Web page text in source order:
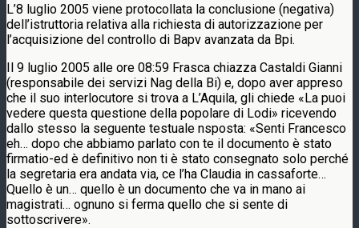
L’8 luglio 2005 viene protocollata la conclusione (negativa)
dell’istruttoria relativa alla richiesta di autorizzazione per
l’acquisizione del controllo di Bapv avanzata da Bpi.
Il 9 luglio 2005 alle ore 08:59 Frasca chiazza Castaldi Gianni
(responsabile dei servizi Nag della Bi) e, dopo aver appreso
che il suo interlocutore si trova a L’Aquila, gli chiede «La puoi
vedere questa questione della popolare di Lodi» ricevendo
dallo stesso la seguente testuale nsposta: «Senti Francesco
eh… dopo che abbiamo parlato con te il documento è stato
firmatio-ed è definitivo non ti è stato consegnato solo perché
la segretaria era andata via, ce l’ha Claudia in cassaforte…
Quello è un… quello è un documento che va in mano ai
magistrati… ognuno si ferma quello che si sente di
sottoscrivere».